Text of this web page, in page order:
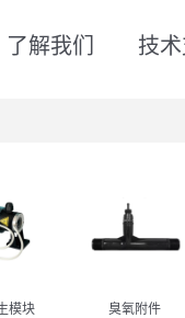
了解我们 技
模块 臭氧附件